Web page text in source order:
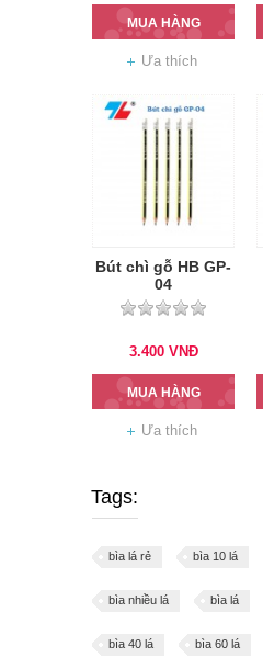
MUA HÀNG
Ưa thích
Bút chì gỗ HB GP-
04
3.400 VNĐ
MUA HÀNG
Ưa thích
Tags:
bìa lá rẻ bìa 10 lá
bìa nhiều lá bìa lá
bìa 40 lá bìa 60 lá